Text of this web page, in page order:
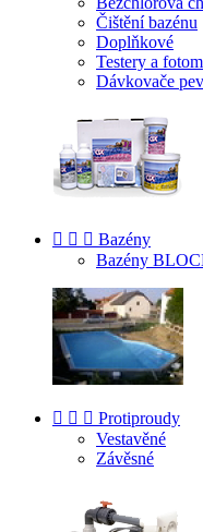
Čištění bazénu
Doplňkové
Testery a
Dávkovače
   Bazény
Bazény
   Protiproudy
Vestavěné
Závěsné